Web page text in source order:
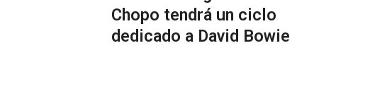
Chopo tendrá un ciclo
dedicado a David Bowie